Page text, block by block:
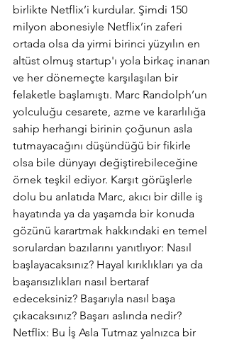
birlikte Netflix’i kurdular. Şimdi 150
milyon abonesiyle Netflix’in zaferi
ortada olsa da yirmi birinci yüzyılın en
altüst olmuş startup'ı yola birkaç inanan
ve her dönemeçte karşılaşılan bir
felaketle başlamıştı. Marc Randolph’un
yolculuğu cesarete, azme ve kararlılığa
sahip herhangi birinin çoğunun asla
tutmayacağını düşündüğü bir fikirle
olsa bile dünyayı değiştirebileceğine
örnek teşkil ediyor. Karşıt görüşlerle
dolu bu anlatıda Marc, akıcı bir dille iş
hayatında ya da yaşamda bir konuda
gözünü karartmak hakkındaki en temel
sorulardan bazılarını yanıtlıyor: Nasıl
başlayacaksınız? Hayal kırıklıkları ya da
başarısızlıkları nasıl bertaraf
edeceksiniz? Başarıyla nasıl başa
çıkacaksınız? Başarı aslında nedir?
Netflix: Bu İş Asla Tutmaz yalnızca bir